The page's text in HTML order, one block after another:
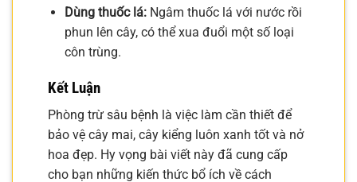
Dùng thuốc lá:Ngâm thuốc lá với nước rồi
phun lên cây, có thể xua đuổi một số loại
côn trùng.
Kết Luận
Phòng trừ sâu bệnh là việc làm cần thiết để
bảo vệ cây mai, cây kiểng luôn xanh tốt và nở
hoa đẹp. Hy vọng bài viết này đã cung cấp
cho bạn những kiến thức bổ ích về cách